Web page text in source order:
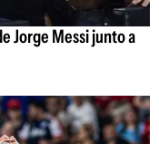
Jorge Messi junto a